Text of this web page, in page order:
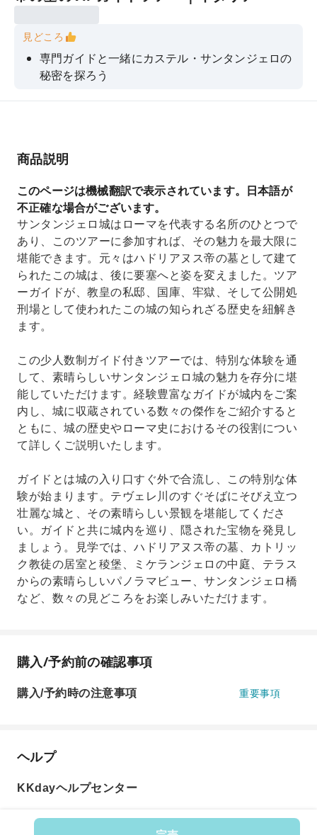
見どころ
専門ガイドと一緒にカステル・サンタンジェロの
秘密を探ろう
館内に展示されている素晴らしい傑作の数々を、
らしいパノラマビューを堪能できます。
ーと優先入場チケット
商品説明
このページは機械翻訳で表示されています。日本語が
不正確な場合がございます。
サンタンジェロ城はローマを代表する名所のひとつで
あり、このツアーに参加すれば、その魅力を最大限に
堪能できます。元々はハドリアヌス帝の墓として建て
られたこの城は、後に要塞へと姿を変えました。ツア
ーガイドが、教皇の私邸、国庫、牢獄、そして公開処
刑場として使われたこの城の知られざる歴史を紐解き
ます。
この少人数制ガイド付きツアーでは、特別な体験を通
して、素晴らしいサンタンジェロ城の魅力を存分に堪
能していただけます。経験豊富なガイドが城内をご案
内し、城に収蔵されている数々の傑作をご紹介すると
ともに、城の歴史やローマ史におけるその役割につい
て詳しくご説明いたします。
ガイドとは城の入り口すぐ外で合流し、この特別な体
験が始まります。テヴェレ川のすぐそばにそびえ立つ
壮麗な城と、その素晴らしい景観を堪能してくださ
い。ガイドと共に城内を巡り、隠された宝物を発見し
ましょう。見学では、ハドリアヌス帝の墓、カトリッ
ク教徒の居室と稜堡、ミケランジェロの中庭、テラス
からの素晴らしいパノラマビュー、サンタンジェロ橋
など、数々の見どころをお楽しみいただけます。
購入/予約前の確認事項
購入/予約時の注意事項 重要事項
ヘルプ
KKdayヘルプセンター